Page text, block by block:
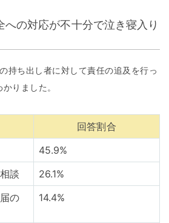
の対応が不十分で泣き寝入り
持ち出し者に対して責任の追及を行っ
りました。
回答割合
45.9%
談
26.1%
の
14.4%